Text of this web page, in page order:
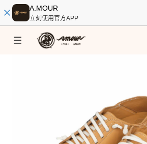
A.MOUR
立刻使用官方APP